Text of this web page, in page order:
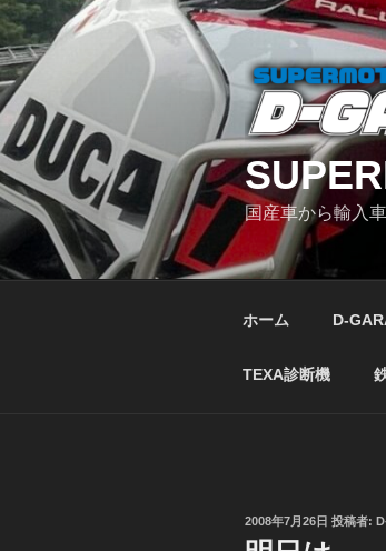
コ
ン
テ
ン
ツ
へ
ス
キ
ッ
国産車から輸入
ホーム D-
TEXA診断機
投
稿
2008年7月26日 投稿者: